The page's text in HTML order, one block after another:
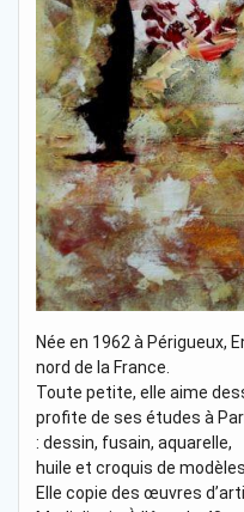
Née en 1962 à Périgueux,
nord de la France.
Toute petite, elle aime
profite de ses études à
: dessin, fusain, aquarelle,
huile et croquis de
Elle copie des œuvres